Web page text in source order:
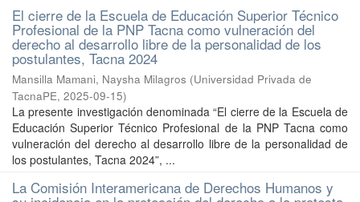
El cierre de la Escuela de Educación Superior Técnico
Profesional de la PNP Tacna como vulneración del
derecho al desarrollo libre de la personalidad de los
postulantes, Tacna 2024
Mansilla Mamani, Naysha Milagros (Universidad Privada de
TacnaPE, 2025-09-15)
La presente investigación denominada “El cierre de la Escuela de
Educación Superior Técnico Profesional de la PNP Tacna como
vulneración del derecho al desarrollo libre de la personalidad de
los postulantes, Tacna 2024”, ...
La Comisión Interamericana de Derechos Humanos y